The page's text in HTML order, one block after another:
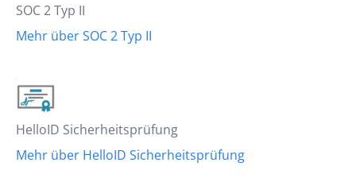
SOC 2 Typ II
Mehr über SOC 2 Typ II
HelloID Sicherheitsprüfung
Mehr über HelloID Sicherheitsprüfung